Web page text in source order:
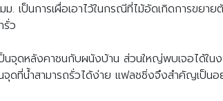
. เป็นการเผื่อเอาไว้ในกรณีที่ไม้อัดเกิดการขยา
รั่ว
หลังคาชนกับผนังบ้าน ส่วนใหญ่พบเจอได้ในง
ดที่น้ำสามารถรั่วได้ง่าย แฟลชชิ่งจึงสำคัญเป็น